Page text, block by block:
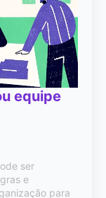
equipe
ser
e
para